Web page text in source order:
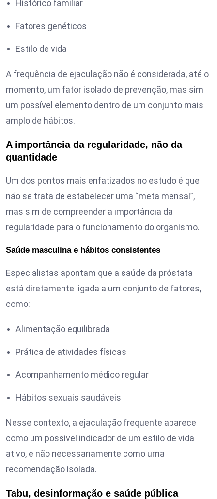
Histórico familiar
Fatores genéticos
Estilo de vida
A frequência de ejaculação não é considerada, até o
momento, um fator isolado de prevenção, mas sim
um possível elemento dentro de um conjunto mais
amplo de hábitos.
A importância da regularidade, não da
quantidade
Um dos pontos mais enfatizados no estudo é que
não se trata de estabelecer uma “meta mensal”,
mas sim de compreender a importância da
regularidade para o funcionamento do organismo.
Saúde masculina e hábitos consistentes
Especialistas apontam que a saúde da próstata
está diretamente ligada a um conjunto de fatores,
como:
Alimentação equilibrada
Prática de atividades físicas
Acompanhamento médico regular
Hábitos sexuais saudáveis
Nesse contexto, a ejaculação frequente aparece
como um possível indicador de um estilo de vida
ativo, e não necessariamente como uma
recomendação isolada.
Tabu, desinformação e saúde pública